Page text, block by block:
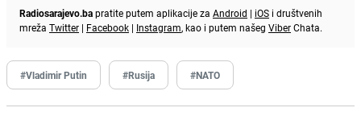
Radiosarajevo.bapratite putem aplikacije za Android | iOS i društvenih
mreža Twitter | Facebook | Instagram, kao i putem našeg ViberChata.
#Vladimir Putin #Rusija #NATO